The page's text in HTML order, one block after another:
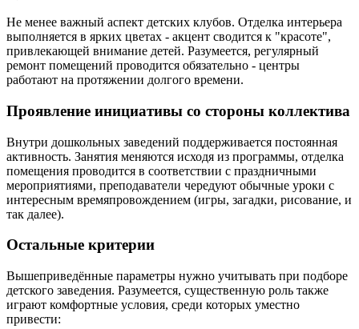
Не менее важный аспект детских клубов. Отделка интерьера
выполняется в ярких цветах - акцент сводится к "красоте",
привлекающей внимание детей. Разумеется, регулярный
ремонт помещений проводится обязательно - центры
работают на протяжении долгого времени.
Проявление инициативы со стороны коллектива
Внутри дошкольных заведений поддерживается постоянная
активность. Занятия меняются исходя из программы, отделка
помещения проводится в соответствии с праздничными
мероприятиями, преподаватели чередуют обычные уроки с
интересным времяпровождением (игры, загадки, рисование, и
так далее).
Остальные критерии
Вышеприведённые параметры нужно учитывать при подборе
детского заведения. Разумеется, существенную роль также
играют комфортные условия, среди которых уместно
привести: